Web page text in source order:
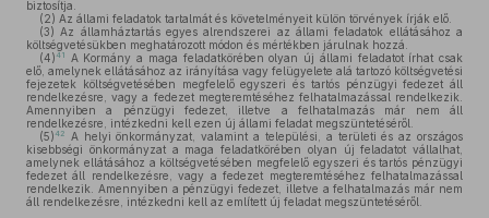
biztosítja.
(2) Az állami feladatok tartalmát és követelményeit külön törvények írják elő.
(3) Az államháztartás egyes alrendszerei az állami feladatok ellátásához a
költségvetésükben meghatározott módon és mértékben járulnak hozzá.
(4)41
A Kormány a maga feladatkörében olyan új állami feladatot írhat csak
elő, amelynek ellátásához az irányítása vagy felügyelete alá tartozó költségvetési
fejezetek költségvetésében megfelelő egyszeri és tartós pénzügyi fedezet áll
rendelkezésre, vagy a fedezet megteremtéséhez felhatalmazással rendelkezik.
Amennyiben a pénzügyi fedezet, illetve a felhatalmazás már nem áll
rendelkezésre, intézkedni kell ezen új állami feladat megszüntetéséről.
(5)42
A helyi önkormányzat, valamint a települési, a területi és az országos
kisebbségi önkormányzat a maga feladatkörében olyan új feladatot vállalhat,
amelynek ellátásához a költségvetésében megfelelő egyszeri és tartós pénzügyi
fedezet áll rendelkezésre, vagy a fedezet megteremtéséhez felhatalmazással
rendelkezik. Amennyiben a pénzügyi fedezet, illetve a felhatalmazás már nem
áll rendelkezésre, intézkedni kell az említett új feladat megszüntetéséről.